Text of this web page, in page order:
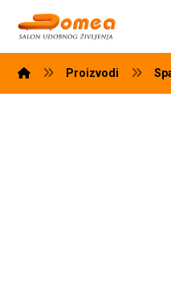
Proizvodi